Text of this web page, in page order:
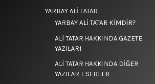
YARBAY ALİ TATAR
YARBAY ALİ TATAR KİMDİR?
ALİ TATAR HAKKINDA GAZETE
YAZILARI
ALİ TATAR HAKKINDA DİĞER
YAZILAR-ESERLER